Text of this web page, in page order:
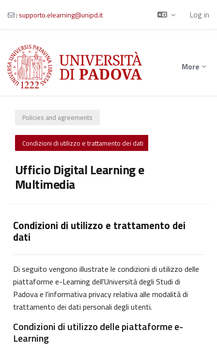
Skip to main content
: supporto.elearning@unipd.it Log in
More
Policies and agreements
Condizioni di utilizzo e trattamento dei dati
Ufficio Digital Learning e
Multimedia
Condizioni di utilizzo e trattamento dei
dati
Di seguito vengono illustrate le condizioni di utilizzo delle
piattaforme e-Learning dell'Università degli Studi di
Padova e l'informativa privacy relativa alle modalità di
trattamento dei dati personali degli utenti.
Condizioni di utilizzo delle piattaforme e-
Learning